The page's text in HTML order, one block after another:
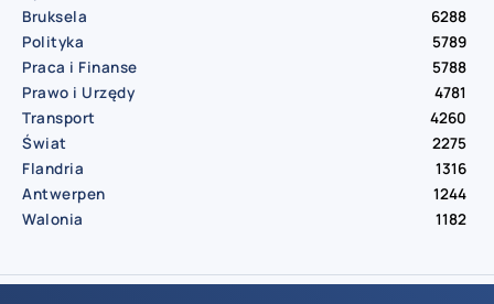
Bruksela
6288
Polityka
5789
Praca i Finanse
5788
Prawo i Urzędy
4781
Transport
4260
Świat
2275
Flandria
1316
Antwerpen
1244
Walonia
1182